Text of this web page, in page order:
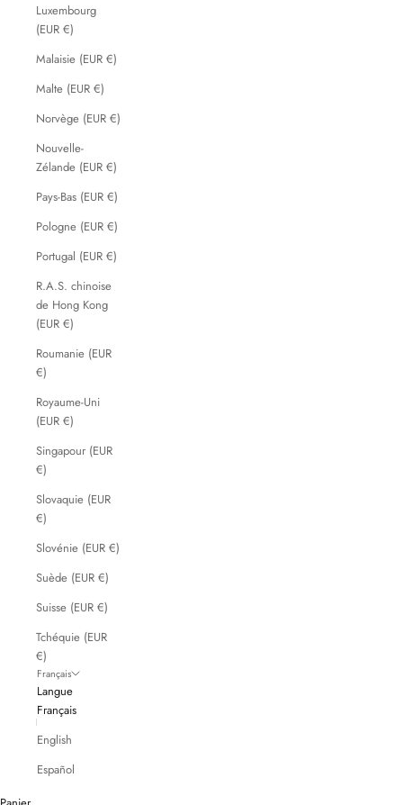
Luxembourg
(EUR €)
Malaisie (EUR €)
Malte (EUR €)
Norvège (EUR €)
Nouvelle-
Zélande (EUR €)
Pays-Bas (EUR €)
Pologne (EUR €)
Portugal (EUR €)
R.A.S. chinoise
de Hong Kong
(EUR €)
Roumanie (EUR
€)
Royaume-Uni
(EUR €)
Singapour (EUR
€)
Slovaquie (EUR
€)
Slovénie (EUR €)
Suède (EUR €)
Suisse (EUR €)
Tchéquie (EUR
€)
Français
Langue
Français
English
Español
Créations uniques et intemporelles